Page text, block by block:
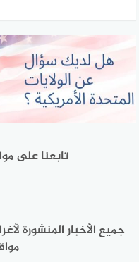
تابعنا على
جميع الأخبار المنشورة